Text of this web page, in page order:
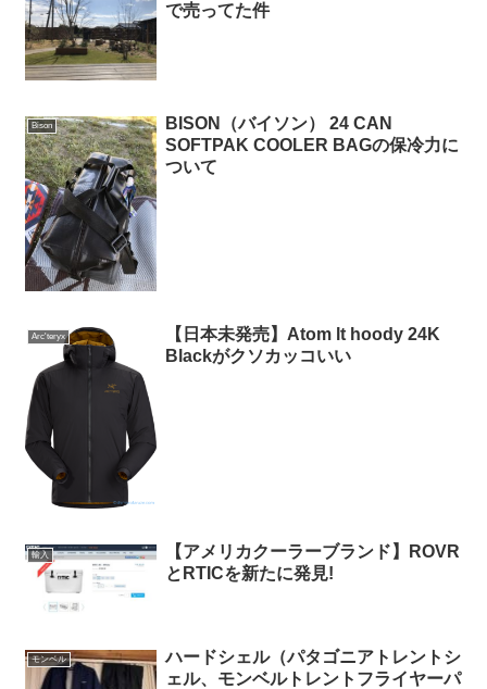
で売ってた件
Bison
BISON（バイソン） 24 CAN
SOFTPAK COOLER BAGの保冷力に
ついて
Arc'teryx
【日本未発売】Atom lt hoody 24K
Blackがクソカッコいい
輸入
【アメリカクーラーブランド】ROVR
とRTICを新たに発見!
モンベル
ハードシェル（パタゴニアトレントシ
ェル、モンベルトレントフライヤーパ